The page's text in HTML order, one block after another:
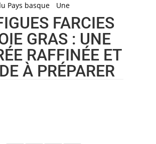
Pays basque Une
FARCIES
GRAS : UNE
RAFFINÉE ET
À PRÉPARER